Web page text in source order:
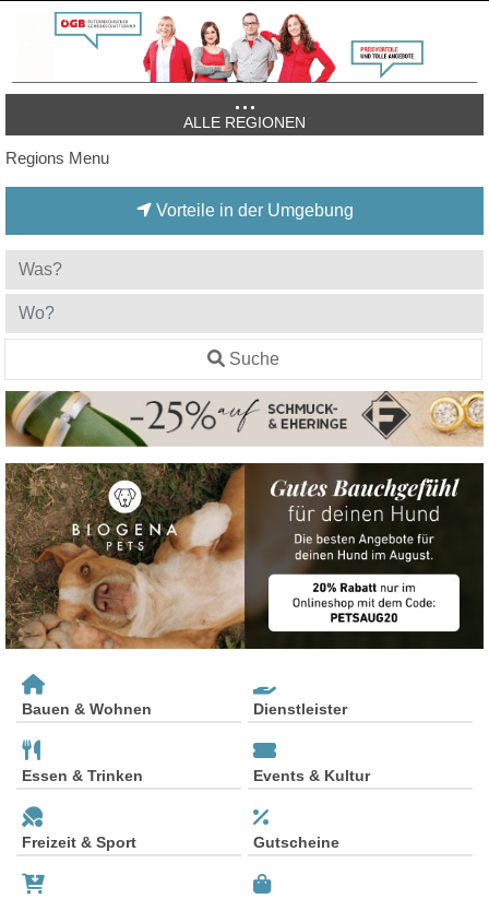
ALLE REGIONEN
Regions Menu
Vorteile in der Umgebung
Suche
Bauen & Wohnen Dienstleister
Essen & Trinken Events & Kultur
Freizeit & Sport Gutscheine